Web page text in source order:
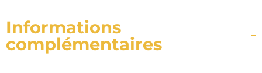
Informations
complémentaires